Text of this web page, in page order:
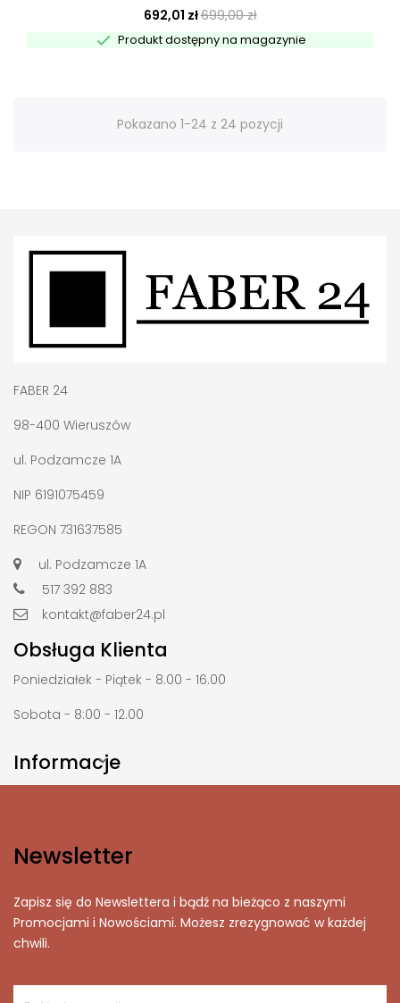
692,01 zł699,00 zł
 Produkt dostępny na magazynie
Pokazano 1-24 z 24 pozycji
FABER 24
98-400 Wieruszów
ul. Podzamcze 1A
NIP 6191075459
REGON 731637585
ul. Podzamcze 1A
517 392 883
kontakt@faber24.pl
Obsługa Klienta
Poniedziałek - Piątek - 8.00 - 16.00
Sobota - 8:00 - 12.00
Informacje

Newsletter
Zapisz się do Newslettera i bądź na bieżąco z naszymi
Promocjami i Nowościami. Możesz zrezygnować w każdej
chwili.